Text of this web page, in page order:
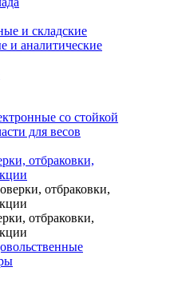
и складские
и аналитические
со стойкой
для весов
отбраковки,
отбраковки,
отбраковки,